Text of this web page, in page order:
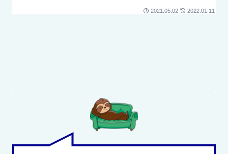
2021.05.02 2022.01.11